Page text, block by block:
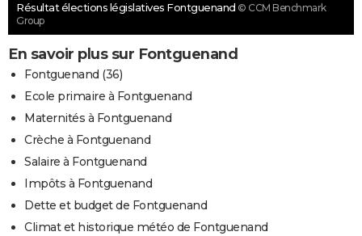
Résultat élections législatives Fontguenand © CCM Benchmark
Group
En savoir plus sur Fontguenand
Fontguenand (36)
Ecole primaire à Fontguenand
Maternités à Fontguenand
Crèche à Fontguenand
Salaire à Fontguenand
Impôts à Fontguenand
Dette et budget de Fontguenand
Climat et historique météo de Fontguenand